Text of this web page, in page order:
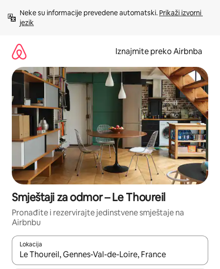
sadržaj
Neke su informacije prevedene automatski. Prikaži izvorni
jezik
Iznajmite preko Airbnba
Smještaji za odmor – Le Thoureil
Pronađite i rezervirajte jedinstvene smještaje na
Airbnbu
Lokacija
Kada budu dostupni rezultati, moći ćete ih pregledati